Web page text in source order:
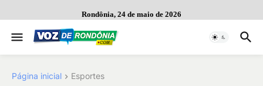
Rondônia, 24 de maio de 2026
Página inicial Esportes